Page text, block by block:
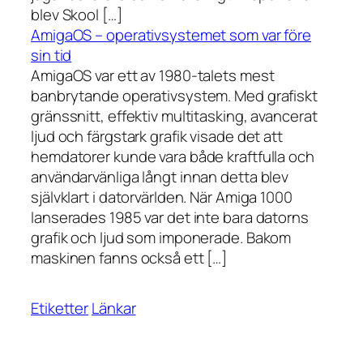
blev Skool […]
AmigaOS – operativsystemet som var före
sin tid
AmigaOS var ett av 1980-talets mest
banbrytande operativsystem. Med grafiskt
gränssnitt, effektiv multitasking, avancerat
ljud och färgstark grafik visade det att
hemdatorer kunde vara både kraftfulla och
användarvänliga långt innan detta blev
självklart i datorvärlden. När Amiga 1000
lanserades 1985 var det inte bara datorns
grafik och ljud som imponerade. Bakom
maskinen fanns också ett […]
EtiketterLänkar